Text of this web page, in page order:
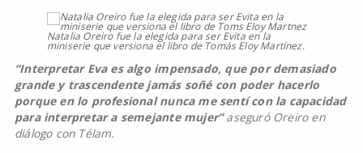
Natalia Oreiro fue la elegida para ser Evita en la
miniserie que versiona el libro de Tomás Eloy Martínez.
“Interpretar Evaes algo impensado, que por demasiado
grande y trascendente jamás soñé con poder hacerlo
porque en lo profesional nunca me sentí con la capacidad
para interpretar a semejante mujer”aseguró Oreiro en
diálogo con Télam.